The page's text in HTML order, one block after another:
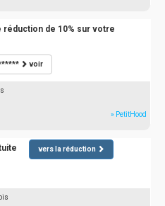
réduction de 10% sur votre
voir
» PetitHood
vers la réduction